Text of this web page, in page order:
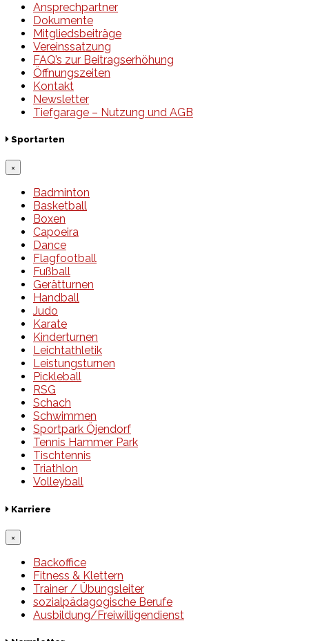
Ansprechpartner
Dokumente
Mitgliedsbeiträge
Vereinssatzung
FAQ’s zur Beitragserhöhung
Öffnungszeiten
Kontakt
Newsletter
Tiefgarage – Nutzung und AGB
Sportarten
×
Badminton
Basketball
Boxen
Capoeira
Dance
Flagfootball
Fußball
Gerätturnen
Handball
Judo
Karate
Kinderturnen
Leichtathletik
Leistungsturnen
Pickleball
RSG
Schach
Schwimmen
Sportpark Öjendorf
Tennis Hammer Park
Tischtennis
Triathlon
Volleyball
Karriere
×
Backoffice
Fitness & Klettern
Trainer / Übungsleiter
sozialpädagogische Berufe
Ausbildung/Freiwilligendienst